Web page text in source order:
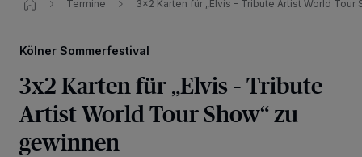
Termine 3x2 Karten für „Elvis – Tribute Artist World Tour
Kölner Sommerfestival
3x2 Karten für „Elvis – Tribute
Artist World Tour Show“ zu
gewinnen